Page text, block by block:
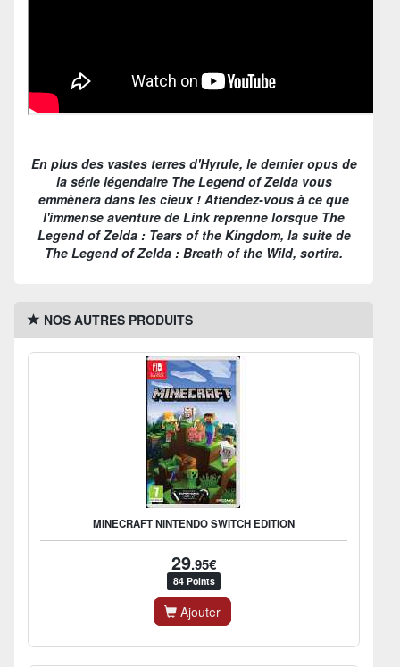
En plus des vastes terres d'Hyrule, le dernier opus de
la série légendaire The Legend of Zelda vous
emmènera dans les cieux ! Attendez-vous à ce que
l'immense aventure de Link reprenne lorsque The
Legend of Zelda : Tears of the Kingdom, la suite de
The Legend of Zelda : Breath of the Wild, sortira.
NOS AUTRES PRODUITS
MINECRAFT NINTENDO SWITCH EDITION
29.95€
84 Points
Ajouter